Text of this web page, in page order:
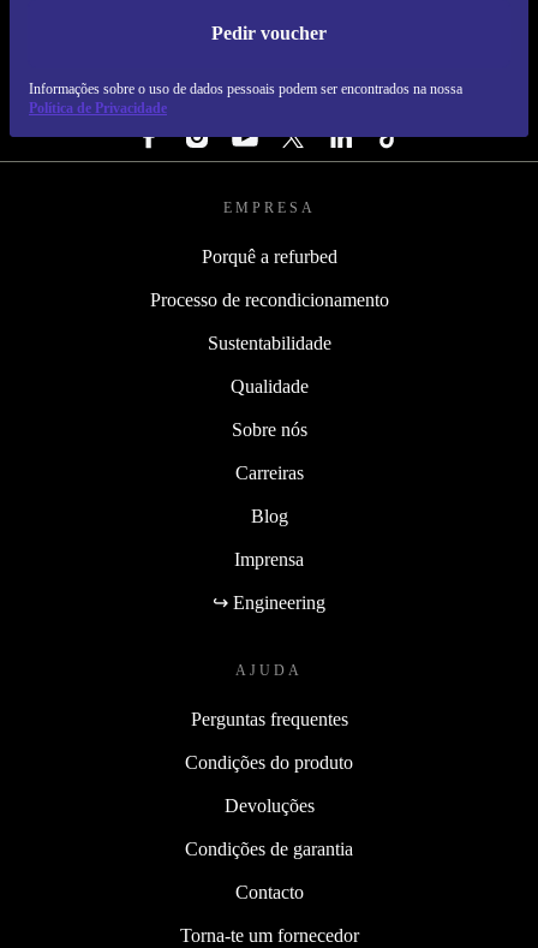
Pedir voucher
Informações sobre o uso de dados pessoais podem ser encontrados na nossa
Política de Privacidade
REFURBED PORTUGAL - RETHINK NEW.
SEGUE-NOS
EMPRESA
Porquê a refurbed
Processo de recondicionamento
Sustentabilidade
Qualidade
Sobre nós
Carreiras
Blog
Imprensa
↪ Engineering
AJUDA
Perguntas frequentes
Condições do produto
Devoluções
Condições de garantia
Contacto
Torna-te um fornecedor